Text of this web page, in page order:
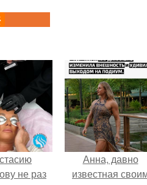
не раз
Анна, давно
известная